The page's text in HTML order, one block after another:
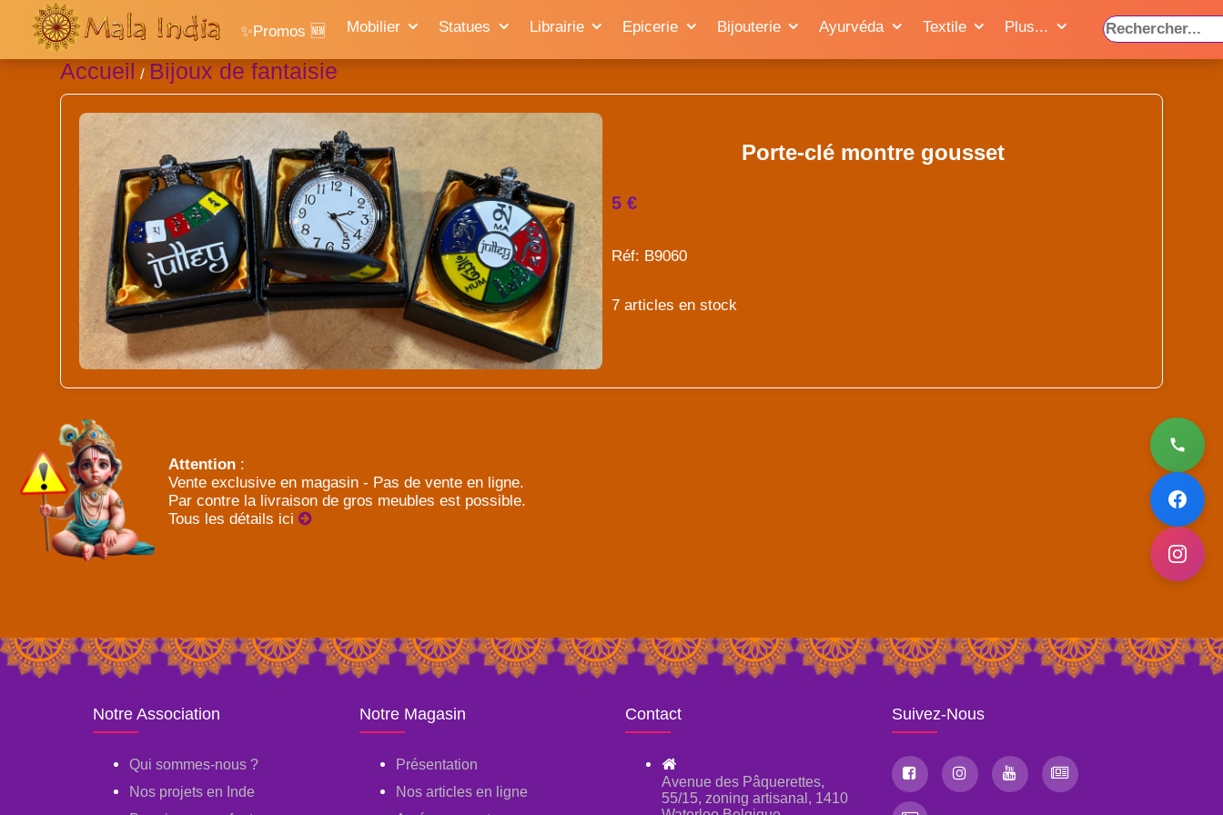
✨Promos 🆕 Mobilier Statues Librairie Epicerie Bijouterie Ayurvéda Textile Plus...
Accueil / Bijoux de fantaisie
Porte-clé montre gousset
5 €
Réf: B9060
7 articles en stock
Attention :
Vente exclusive en magasin - Pas de vente en ligne.
Par contre la livraison de gros meubles est possible.
Tous les détails ici
Notre Association
Qui sommes-nous ?
Nos projets en Inde
Notre Magasin
Présentation
Nos articles en ligne
Contact
Avenue des Pâquerettes,
55/15, zoning artisanal, 1410
Suivez-Nous